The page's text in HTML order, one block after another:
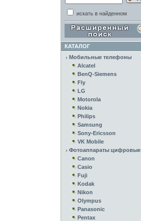
искать в найденном
КАТАЛОГ
Мобильные телефоны
Alcatel
BenQ-Siemens
Fly
LG
Motorola
Nokia
Philips
Samsung
Sony-Ericsson
VK Mobile
Фотоаппараты цифровые
Canon
Casio
Fuji
Kodak
Nikon
Olympus
Panasonic
Pentax